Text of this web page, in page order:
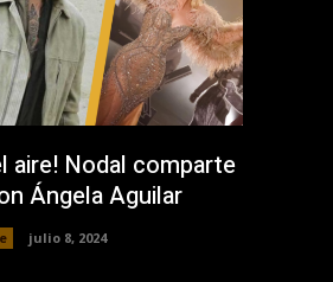
aire! Nodal comparte
Ángela Aguilar
julio 8, 2024